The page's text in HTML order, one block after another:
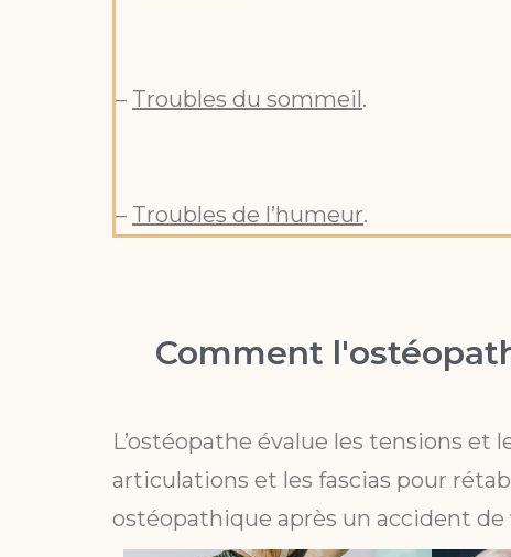
– Troubles du sommeil.
– Troubles de l’humeur.
Comment
L’ostéopathe évalue les tensions
articulations et les fascias pour
ostéopathique après un accident de